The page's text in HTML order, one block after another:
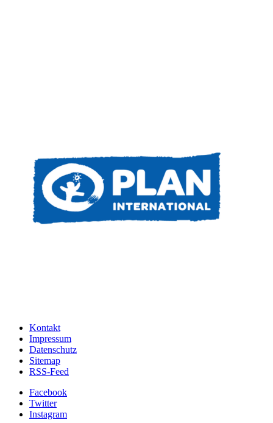
Kontakt
Impressum
Datenschutz
Sitemap
RSS-Feed
Facebook
Twitter
Instagram